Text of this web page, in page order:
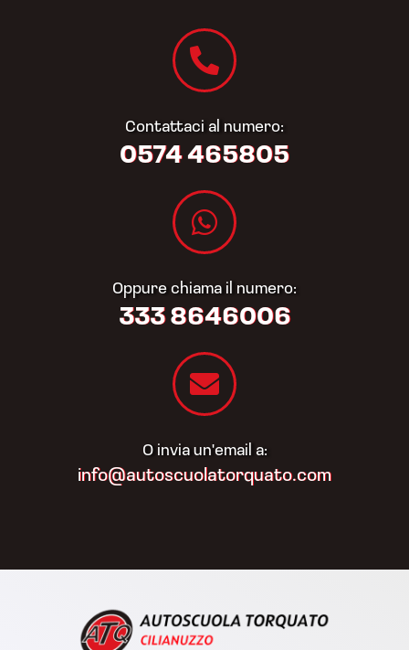
Contattaci al numero:
0574 465805​
Oppure chiama il numero:
333 8646006
O invia un'email a:
info@autoscuolatorquato.com